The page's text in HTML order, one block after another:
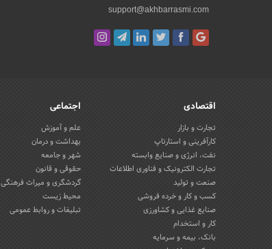
support@akhbarrasmi.com
اقتصادی
تجارت و بازار
کارآفرینی و استارتاپ
نفت، انرژی و صنایع وابسته
تجارت الکترونیک و فناوری اطلاعات
صنعت و تولید
کسب و کار و خرده فروشی
صنایع غذایی و کشاورزی
کار و استخدام
بانک، بیمه و سرمایه
اجتماعی
علم و آموزش
بهداشت و درمان
شهر و جامعه
حقوقی و قانون
گردشگری و میراث فرهنگی
محیط زیست
تبلیغات و روابط عمومی